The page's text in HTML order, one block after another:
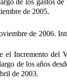
de los gastos
de 2005.
de 2006.
Incremento del
de los años
de 2003.